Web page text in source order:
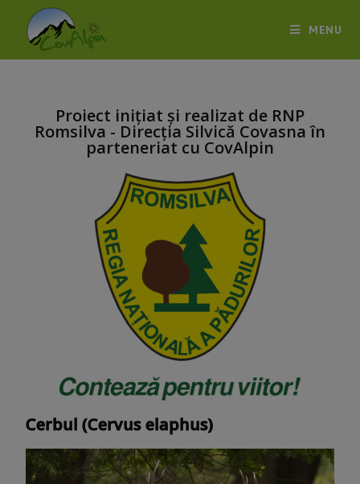
MENU
Proiect inițiat și realizat de RNP
Romsilva - Direcția Silvică Covasna în
parteneriat cu CovAlpin
Cerbul (Cervus elaphus)